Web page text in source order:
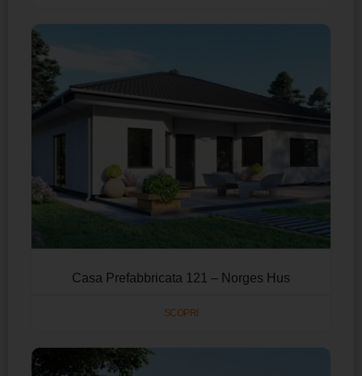
Casa Prefabbricata 121 – Norges Hus
SCOPRI